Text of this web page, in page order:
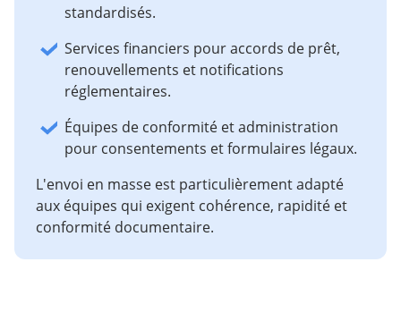
standardisés.
Services financiers pour accords de prêt,
renouvellements et notifications
réglementaires.
Équipes de conformité et administration
pour consentements et formulaires légaux.
L'envoi en masse est particulièrement adapté
aux équipes qui exigent cohérence, rapidité et
conformité documentaire.